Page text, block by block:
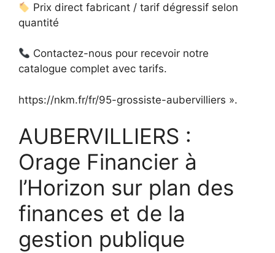
Prix direct fabricant / tarif dégressif selon
quantité
Contactez-nous pour recevoir notre
catalogue complet avec tarifs.
https://nkm.fr/fr/95-grossiste-aubervilliers ».
AUBERVILLIERS :
Orage Financier à
l’Horizon sur plan des
finances et de la
gestion publique